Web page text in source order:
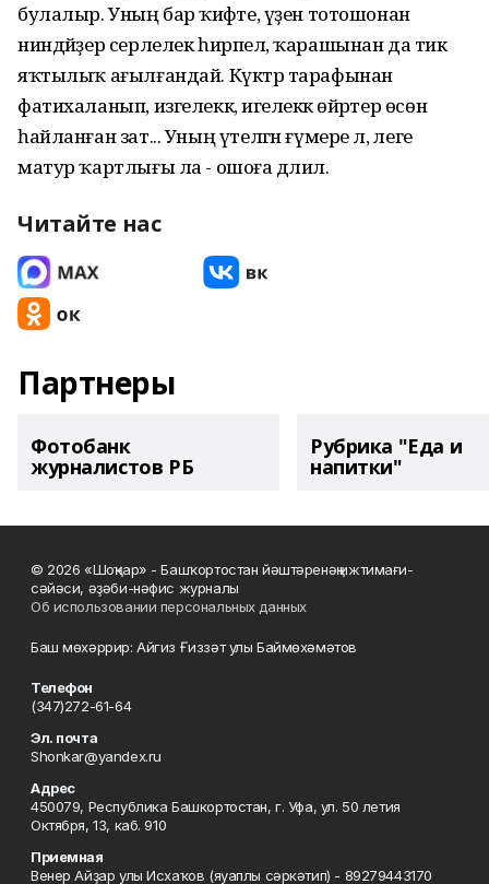
булалыр. Уның бар ҡиәфәте, үҙен тотошонан
ниндәйҙер серлелек һирпелә, ҡарашынан да тик
яҡтылыҡ ағылғандай. Күктәр тарафынан
фатихаланып, изгелеккә, игелеккә өйрәтер өсөн
һайланған зат... Уның үтелгән ғүмере лә, әлеге
матур ҡартлығы ла - ошоға дәлил.
Читайте нас
Партнеры
Фотобанк
журналистов РБ
Рубрика "Еда и
напитки"
© 2026 «Шоңҡар» - Башҡортостан йәштәренәң ижтимағи-
сәйәси, әҙәби-нәфис журналы
Об использовании персональных данных
Баш мөхәррир: Айгиз Ғиззәт улы Баймөхәмәтов
Телефон
(347)272-61-64
Эл. почта
Shonkar@yandex.ru
Адрес
450079, Республика Башкортостан, г. Уфа, ул. 50 летия
Октября, 13, каб. 910
Приемная
Венер Айҙар улы Исхаҡов (яуаплы сәркәтип) - 89279443170